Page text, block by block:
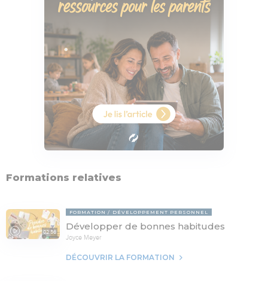
Formations relatives
02:56
FORMATION DÉVELOPPEMENT PERSONNEL
Développer de bonnes habitudes
Joyce Meyer
DÉCOUVRIR LA FORMATION